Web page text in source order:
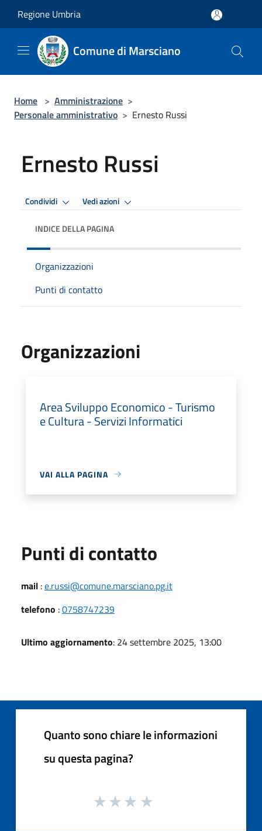
Regione Umbria
Comune di Marsciano
Home > Amministrazione >
Personale amministrativo > Ernesto Russi
Ernesto Russi
Condividi Vedi azioni
INDICE DELLA PAGINA
Organizzazioni
Punti di contatto
Organizzazioni
Area Sviluppo Economico - Turismo
e Cultura - Servizi Informatici
VAI ALLA PAGINA
Punti di contatto
mail :e.russi@comune.marsciano.pg.it
telefono :0758747239
Ultimo aggiornamento: 24 settembre 2025, 13:00
Quanto sono chiare le informazioni
su questa pagina?